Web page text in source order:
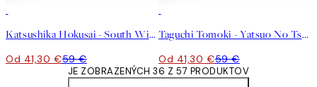
Katsushika Hokusai - South Wind, Clear Sky Obraz na plátne
Od 41,30 €59 €
Taguchi Tomoki - Yatsuo No Tsubaki No2 Obraz na plátne
Od 41,30 €59 €
JE ZOBRAZENÝCH 36 Z 57 PRODUKTOV